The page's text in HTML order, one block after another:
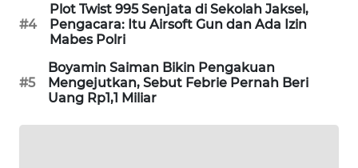
#4
Plot Twist 995 Senjata di Sekolah Jaksel,
Pengacara: Itu Airsoft Gun dan Ada Izin
Mabes Polri
#5
Boyamin Saiman Bikin Pengakuan
Mengejutkan, Sebut Febrie Pernah Beri
Uang Rp1,1 Miliar
WAHANA
HEALTH
WAHANA
DESA